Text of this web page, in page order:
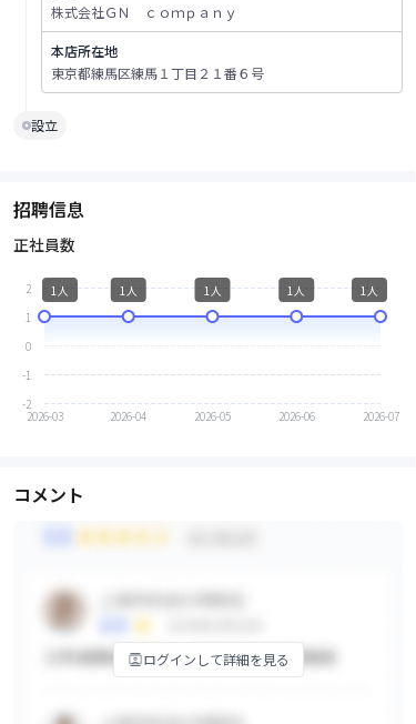
株式会社ＧＮ ｃｏｍｐａｎｙ
本店所在地
東京都練馬区練馬１丁目２１番６号
設立
招聘信息
正社員数
-2
-1
0
1
2
2026-03 2026-04 2026-05 2026-06 2026-07
1人 1人 1人 1人 1人
コメント
ログインして詳細を見る